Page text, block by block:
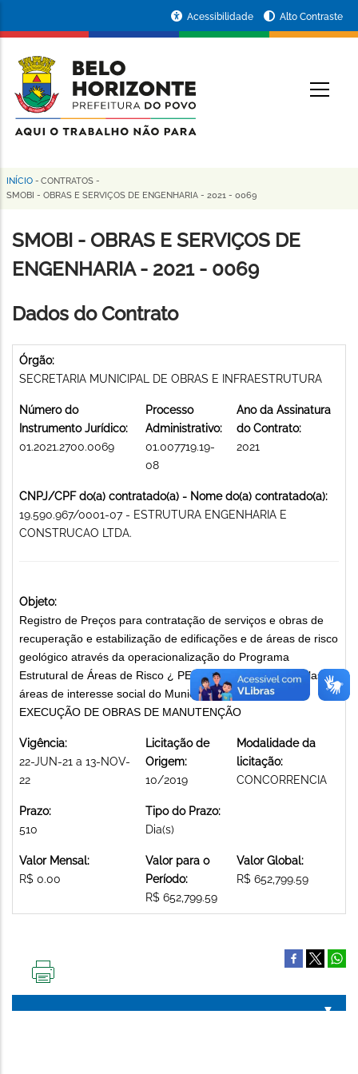
conteúdo
principal
da
Prefeitura
de
Horizonte
Acessibilidade Alto Contraste
Trilha
navegação
INÍCIO - CONTRATOS -
SMOBI - OBRAS E SERVIÇOS DE ENGENHARIA - 2021 - 0069
SMOBI - OBRAS E SERVIÇOS DE
ENGENHARIA - 2021 - 0069
Dados do Contrato
Órgão:
SECRETARIA MUNICIPAL DE OBRAS E INFRAESTRUTURA
Número do
Instrumento Jurídico:
01.2021.2700.0069
Processo
Administrativo:
01.007719.19-
08
Ano da Assinatura
do Contrato:
2021
CNPJ/CPF do(a) contratado(a) - Nome do(a) contratado(a):
19.590.967/0001-07 - ESTRUTURA ENGENHARIA E
CONSTRUCAO LTDA.
Objeto:
Registro de Preços para contratação de serviços e obras de
recuperação e estabilização de edificações e de áreas de risco
geológico através da operacionalização do Programa
Estrutural de Áreas de Risco ¿ PEAR, junto às Vilas, favelas e
áreas de interesse social do Município de Belo Horizonte
EXECUÇÃO DE OBRAS DE MANUTENÇÃO
Vigência:
22-JUN-21 a 13-NOV-
22
Licitação de
Origem:
10/2019
Modalidade da
licitação:
CONCORRENCIA
Prazo:
510
Tipo do Prazo:
Dia(s)
Valor Mensal:
R$ 0.00
Valor para o
Período:
R$ 652,799.59
Valor Global:
R$ 652,799.59
PÁGINA